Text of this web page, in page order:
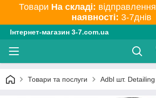
Товари На складі:
наявності: 3-7днів
Інтернет-магазин 3-7.com.ua
Товари та послуги Adbl шт.